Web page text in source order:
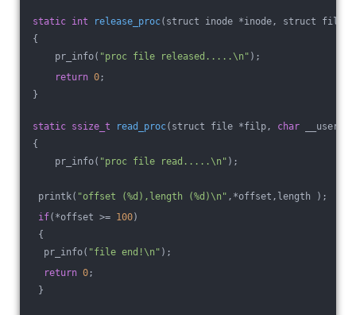
static int release_proc(struct inode *inode, struct file
{
pr_info( "proc file released.....\n" );
return 0;
}
static ssize_t read_proc(struct file *filp, char __user
{
pr_info( "proc file read.....\n" );
printk( "offset (%d),length (%d)\n" ,*offset,length );
if(*offset >= 100)
{
pr_info( "file end!\n" );
return 0;
}